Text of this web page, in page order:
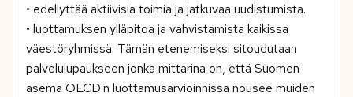
• edellyttää aktiivisia toimia ja jatkuvaa uudistumista.
• luottamuksen ylläpitoa ja vahvistamista kaikissa
väestöryhmissä. Tämän etenemiseksi sitoudutaan
palvelulupaukseen jonka mittarina on, että Suomen
asema OECD:n luottamusarvioinnissa nousee muiden